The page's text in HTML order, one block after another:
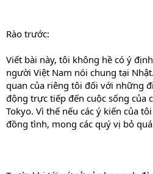
Rào trước:
Viết bài này, tôi không hề có ý
người Việt Nam nói chung tại
quan của riêng tôi đối với những
động trực tiếp đến cuộc sống của
Tokyo. Vì thế nếu các ý kiến của
đồng tình, mong các quý vị bỏ